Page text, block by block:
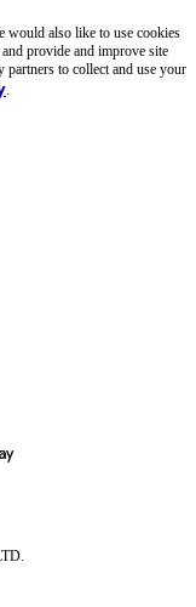
would also like to use cookies
provide and improve site
to collect and use your
.